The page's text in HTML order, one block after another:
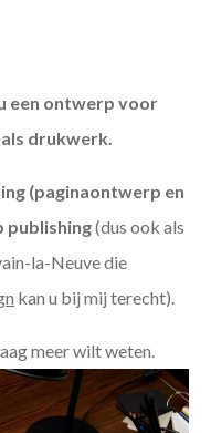
een ontwerp voor
drukwerk.
(paginaontwerp en
publishing(dus ook als
la-Neuve die
kan u bij mij terecht).
meer wilt weten.